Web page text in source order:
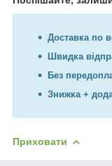
Доставка по
Швидка
Без
Знижка +
Приховати